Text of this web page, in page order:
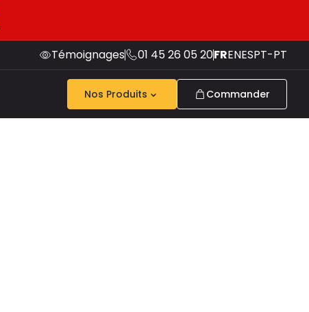
Témoignages 01 45 26 05 20FRENESPT-PT
Nos Produits Commander